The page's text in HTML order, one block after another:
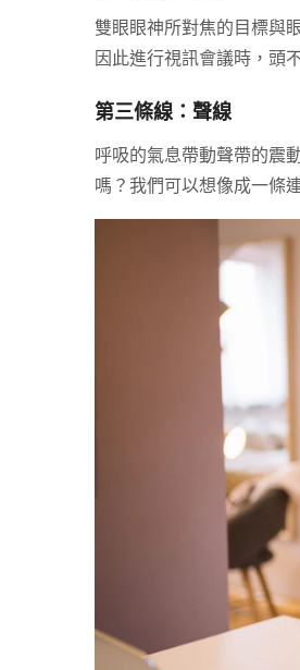
雙眼眼神所對焦的目標與
因此進行視訊會議時，頭
第三條線：聲線
呼吸的氣息帶動聲帶的震
嗎？我們可以想像成一條